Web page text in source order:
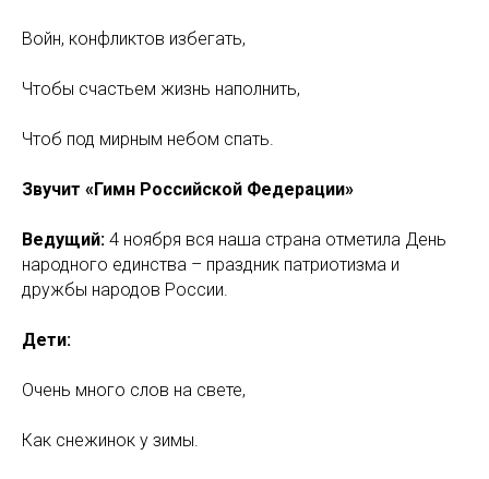
Войн, конфликтов избегать,
Чтобы счастьем жизнь наполнить,
Чтоб под мирным небом спать.
Звучит «Гимн Российской Федерации»
Ведущий: 4 ноября вся наша страна отметила День
народного единства – праздник патриотизма и
дружбы народов России.
Дети:
Очень много слов на свете,
Как снежинок у зимы.